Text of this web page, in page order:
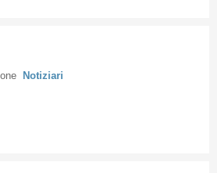
Notiziari